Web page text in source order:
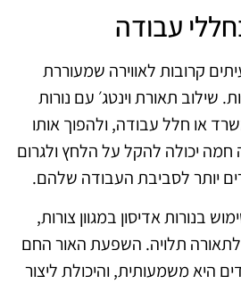
עבודה
קרובות לאווירה שמעוררת
שילוב תאורת וינטג׳ עם נורות
או חלל עבודה, ולהפוך אותו
חמה יכולה להקל על הלחץ ולגרום
יותר לסביבת העבודה שלהם.
בנורות אדיסון במגוון צורות,
לתאורה תלויה. השפעת האור החם
היא משמעותית, והיכולת ליצור